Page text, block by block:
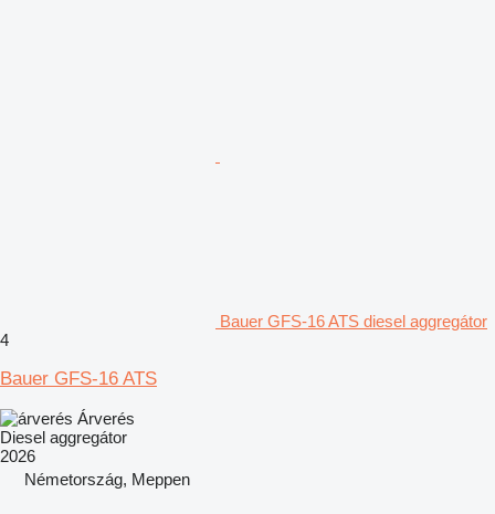
Bauer GFS-16 ATS diesel aggregátor
4
Bauer GFS-16 ATS
Árverés
Diesel aggregátor
2026
Németország, Meppen